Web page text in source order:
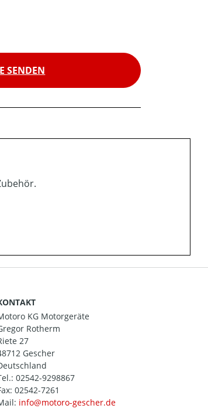
SENDEN
KG Motorgeräte
Rotherm
27
Gescher
02542-9298867
02542-7261